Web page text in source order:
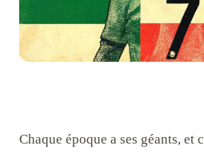
Chaque époque a ses géants, et